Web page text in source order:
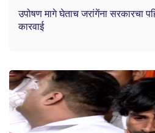
उपोषण मागे घेताच जरांगेंना सरकारचा
कारवाई